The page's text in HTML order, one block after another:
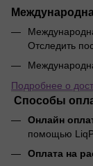
Отследить
Подробнее о
Способы
Онлайн
помощью
Оплата на